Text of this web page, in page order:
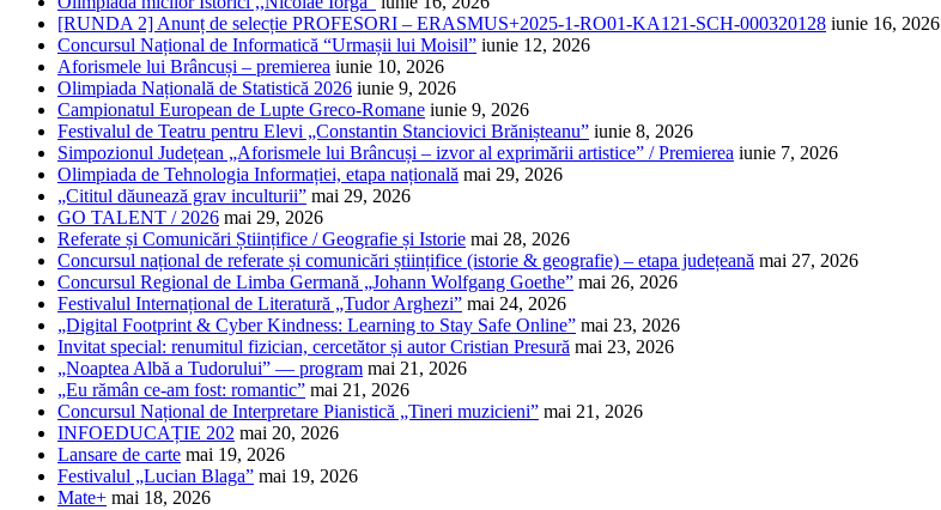
[RUNDA 2] Anunț de selecție PROFESORI – ERASMUS+2025-1-RO01-KA121-SCH-000320128 iunie 16, 2026
Concursul Național de Informatică “Urmașii lui Moisil” iunie 12, 2026
Aforismele lui Brâncuși – premierea iunie 10, 2026
Olimpiada Națională de Statistică 2026 iunie 9, 2026
Campionatul European de Lupte Greco-Romane iunie 9, 2026
Festivalul de Teatru pentru Elevi „Constantin Stanciovici Brănișteanu” iunie 8, 2026
Simpozionul Județean „Aforismele lui Brâncuși – izvor al exprimării artistice” / Premierea iunie 7, 2026
Olimpiada de Tehnologia Informației, etapa națională mai 29, 2026
„Cititul dăunează grav inculturii” mai 29, 2026
GO TALENT / 2026 mai 29, 2026
Referate și Comunicări Științifice / Geografie și Istorie mai 28, 2026
Concursul național de referate și comunicări științifice (istorie & geografie) – etapa județeană mai 27, 2026
Concursul Regional de Limba Germană „Johann Wolfgang Goethe” mai 26, 2026
Festivalul Internațional de Literatură „Tudor Arghezi” mai 24, 2026
„Digital Footprint & Cyber Kindness: Learning to Stay Safe Online” mai 23, 2026
Invitat special: renumitul fizician, cercetător și autor Cristian Presură mai 23, 2026
„Noaptea Albă a Tudorului” — program mai 21, 2026
„Eu rămân ce-am fost: romantic” mai 21, 2026
Concursul Național de Interpretare Pianistică „Tineri muzicieni” mai 21, 2026
INFOEDUCAȚIE 202 mai 20, 2026
Lansare de carte mai 19, 2026
Festivalul „Lucian Blaga” mai 19, 2026
Mate+ mai 18, 2026